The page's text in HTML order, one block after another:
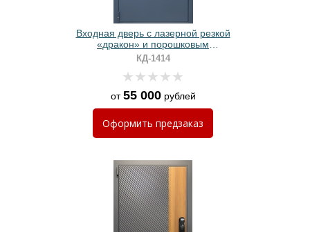
Входная дверь с лазерной резкой
«дракон» и порошковым
напылением муар
КД-1414
от55 000рублей
Оформить предзаказ